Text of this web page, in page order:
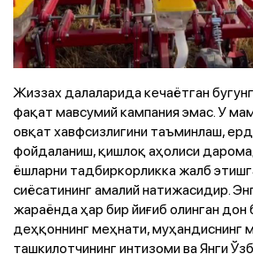
Жиззах далаларида кечаётган
фақат мавсумий кампания эмас. У
овқат хавфсизлигини таъминлаш,
фойдаланиш, қишлоқ аҳолиси
ёшларни тадбиркорликка жалб
сиёсатининг амалий натижасидир.
жараёнда ҳар бир йиғиб олинган
деҳқоннинг меҳнати, муҳандиснинг
ташкилотчининг интизоми ва Янги